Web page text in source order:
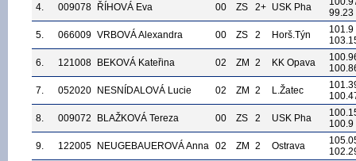
4.
009078 ŘÍHOVÁ Eva 00 ZS 2+ USK Pha
99.23
5.
066009 VRBOVÁ Alexandra 00 ZS 2 Horš.Týn
101.9
6.
121008 BEKOVÁ Kateřina 02 ZM 2 KK Opava
7.
052020 NESNÍDALOVÁ Lucie 02 ZM 2 L.Žatec
8.
009072 BLAŽKOVÁ Tereza 00 ZS 2 USK Pha
100.9
9.
122005 NEUGEBAUEROVÁ Anna 02 ZM 2 Ostrava